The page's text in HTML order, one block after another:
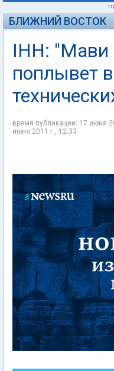
17
БЛИЖНИЙ ВОСТОК
IHH:
поплывет
время публикации: 17 июня
июня 2011 г., 12:33